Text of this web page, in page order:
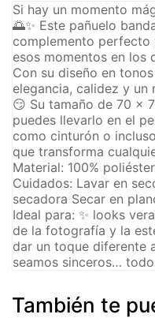
Si hay un momento
🌅✨ Este pañuelo
complemento perfecto
esos momentos en los
Con su diseño en
elegancia, calidez y
😏 Su tamaño de 70 x
puedes llevarlo en el
como cinturón o
que transforma
Material: 100%
Cuidados: Lavar en
secadora Secar en
Ideal para: ✨ looks
de la fotografía y la
dar un toque diferente
seamos sinceros…
También te